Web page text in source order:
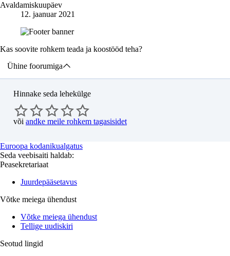
Avaldamiskuupäev
12. jaanuar 2021
Kas soovite rohkem teada ja koostööd teha?
Ühine foorumiga
Hinnake seda lehekülge
või andke meile rohkem tagasisidet
Euroopa kodanikualgatus
Seda veebisaiti haldab:
Peasekretariaat
Juurdepääsetavus
Võtke meiega ühendust
Võtke meiega ühendust
Tellige uudiskiri
Seotud lingid